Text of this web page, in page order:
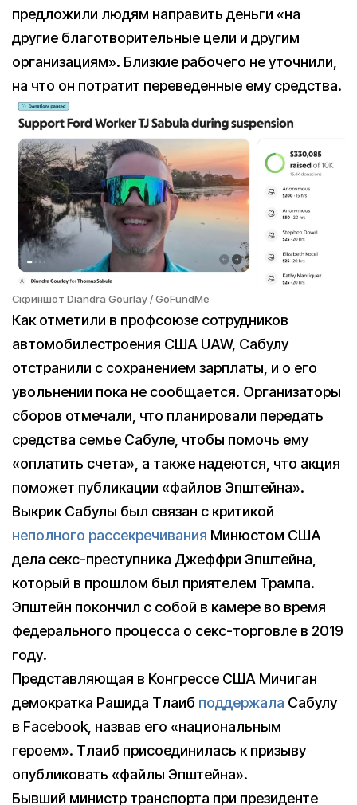
предложили людям направить деньги «на
другие благотворительные цели и другим
организациям». Близкие рабочего не уточнили,
на что он потратит переведенные ему средства.
Cкриншот Diandra Gourlay / GoFundMe
Как отметили в профсоюзе сотрудников
автомобилестроения США UAW, Сабулу
отстранили с сохранением зарплаты, и о его
увольнении пока не сообщается. Организаторы
сборов отмечали, что планировали передать
средства семье Сабуле, чтобы помочь ему
«оплатить счета», а также надеются, что акция
поможет публикации «файлов Эпштейна».
Выкрик Сабулы был связан с критикой
неполного рассекречивания Минюстом США
дела секс-преступника Джеффри Эпштейна,
который в прошлом был приятелем Трампа.
Эпштейн покончил с собой в камере во время
федерального процесса о секс-торговле в 2019
году.
Представляющая в Конгрессе США Мичиган
демократка Рашида Тлаиб поддержала Сабулу
в Facebook, назвав его «национальным
героем». Тлаиб присоединилась к призыву
опубликовать «файлы Эпштейна».
Бывший министр транспорта при президенте